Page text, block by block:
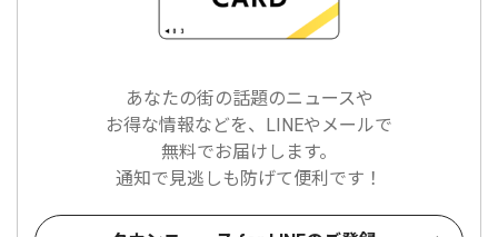
あなたの街の話題のニュースや
お得な情報などを、LINEやメールで
無料でお届けします。
通知で見逃しも防げて便利です！